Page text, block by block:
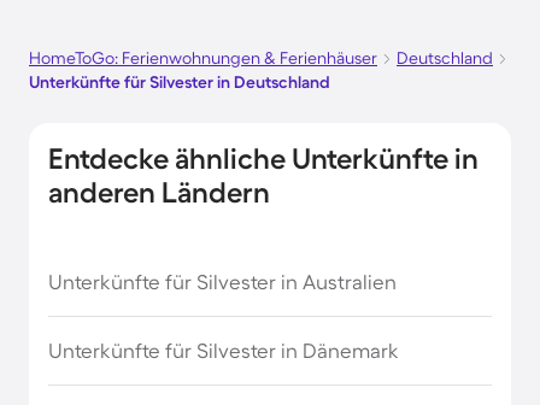
HomeToGo: Ferienwohnungen & Ferienhäuser
Deutschland
Unterkünfte für Silvester in Deutschland
Entdecke ähnliche Unterkünfte in
anderen Ländern
Unterkünfte für Silvester in Australien
Unterkünfte für Silvester in Dänemark